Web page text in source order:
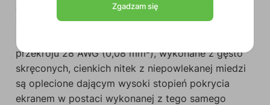
do użytku z instrumentami i mikrofonami,
wyposażony na obu końcach w pojedyncze
przekroju 28 AWG (0,08 mm²), wykonane z gęsto
skręconych, cienkich nitek z niepowlekanej miedzi
są oplecione dającym wysoki stopień pokrycia
ekranem w postaci wykonanej z tego samego
Zgadzam się